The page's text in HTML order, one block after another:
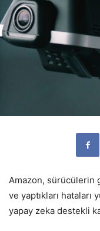
Amazon, sürücülerin
ve yaptıkları
yapay zeka destekli